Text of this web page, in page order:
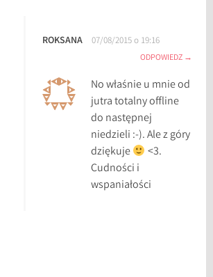
ROKSANA 07/08/2015 o 19:16
ODPOWIEDZ
No właśnie u mnie od
jutra totalny offline
do następnej
niedzieli :-). Ale z góry
dziękuje
<3.
Cudności i
wspaniałości